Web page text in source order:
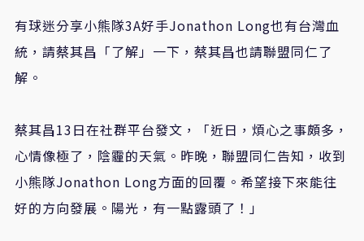
有球迷分享小熊隊3A好手Jonathon Long也有台灣血
統，請蔡其昌「了解」一下，蔡其昌也請聯盟同仁了
解。
蔡其昌13日在社群平台發文，「近日，煩心之事頗多，
心情像極了，陰霾的天氣。昨晚，聯盟同仁告知，收到
小熊隊Jonathon Long方面的回覆。希望接下來能往
好的方向發展。陽光，有一點露頭了！」